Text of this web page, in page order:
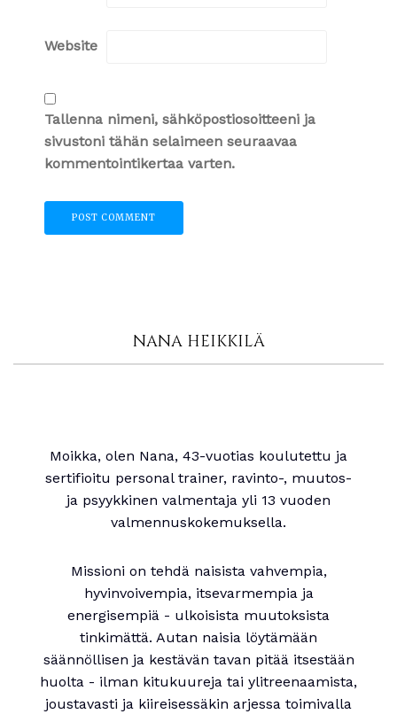
Website
Tallenna nimeni, sähköpostiosoitteeni ja
sivustoni tähän selaimeen seuraavaa
kommentointikertaa varten.
NANA HEIKKILÄ
Moikka, olen Nana, 43-vuotias koulutettu ja
sertifioitu personal trainer, ravinto-, muutos-
ja psyykkinen valmentaja yli 13 vuoden
valmennuskokemuksella.
Missioni on tehdä naisista vahvempia,
hyvinvoivempia, itsevarmempia ja
energisempiä - ulkoisista muutoksista
tinkimättä. Autan naisia löytämään
säännöllisen ja kestävän tavan pitää itsestään
huolta - ilman kitukuureja tai ylitreenaamista,
joustavasti ja kiireisessäkin arjessa toimivalla